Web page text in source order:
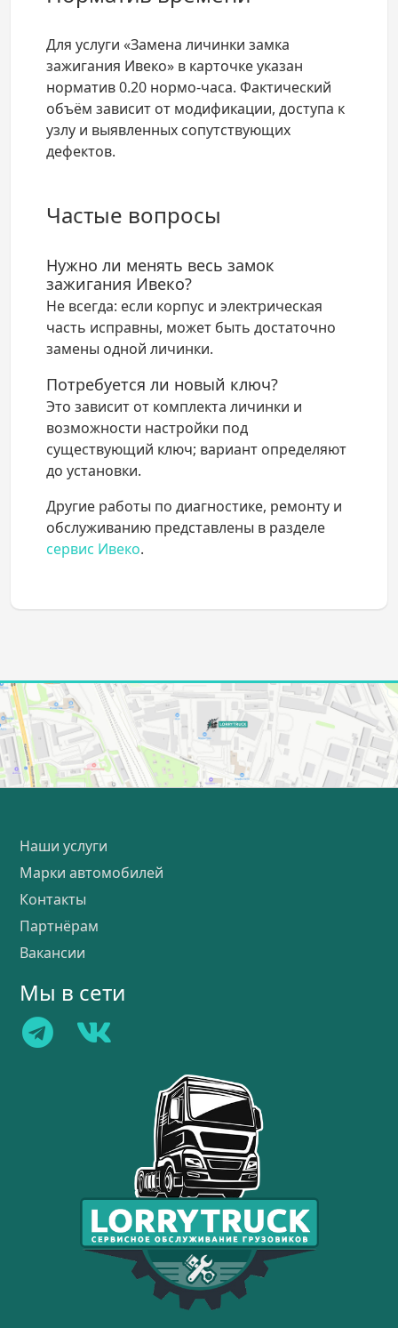
Для услуги «Замена личинки замка
зажигания Ивеко» в карточке указан
норматив 0.20 нормо-часа. Фактический
объём зависит от модификации, доступа к
узлу и выявленных сопутствующих
дефектов.
Частые вопросы
Нужно ли менять весь замок
зажигания Ивеко?
Не всегда: если корпус и электрическая
часть исправны, может быть достаточно
замены одной личинки.
Потребуется ли новый ключ?
Это зависит от комплекта личинки и
возможности настройки под
существующий ключ; вариант определяют
до установки.
Другие работы по диагностике, ремонту и
обслуживанию представлены в разделе
сервис Ивеко.
Наши услуги
Марки автомобилей
Контакты
Партнёрам
Вакансии
Мы в сети